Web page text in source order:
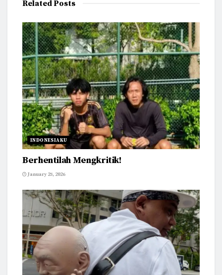
RelatedPosts
INDONESIAKU
Berhentilah Mengkritik!
January 25, 2026